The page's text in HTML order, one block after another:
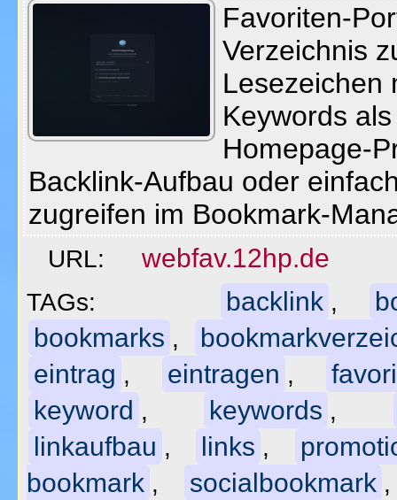
Favoriten-
Verzeichnis
Lesezeichen
Keywords
Homepage-
Backlink-Aufbau oder
zugreifen im Bookmark-
URL: webfav.12hp.de
TAGs: backlink ,
bookmarks ,
eintrag , eintragen ,
keyword , keywords ,
linkaufbau , links ,
bookmark , socialbookmark